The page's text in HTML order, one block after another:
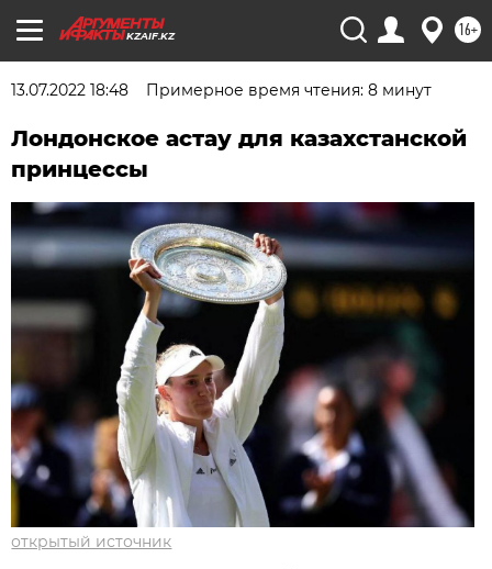
KZAIF.KZ 16+
13.07.2022 18:48 Примерное время чтения: 8 минут
Лондонское астау для казахстанской
принцессы
открытый источник